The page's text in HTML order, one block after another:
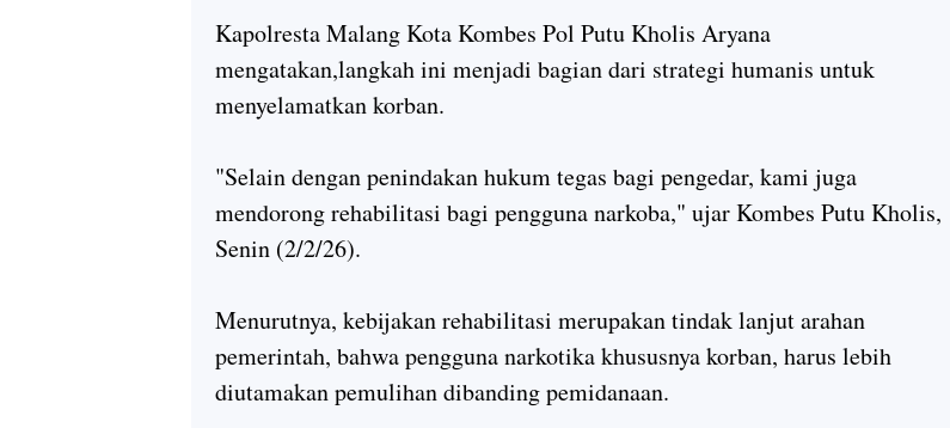
Kapolresta Malang Kota Kombes Pol Putu Kholis Aryana
mengatakan,langkah ini menjadi bagian dari strategi humanis untuk
menyelamatkan korban.
"Selain dengan penindakan hukum tegas bagi pengedar, kami juga
mendorong rehabilitasi bagi pengguna narkoba," ujar Kombes Putu Kholis,
Senin (2/2/26).
Menurutnya, kebijakan rehabilitasi merupakan tindak lanjut arahan
pemerintah, bahwa pengguna narkotika khususnya korban, harus lebih
diutamakan pemulihan dibanding pemidanaan.